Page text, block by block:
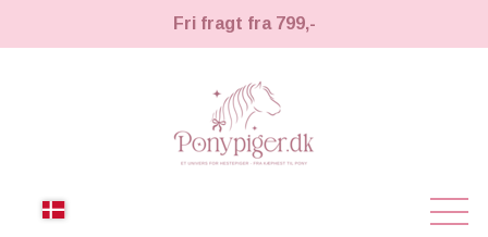
Fri fragt fra 799,-